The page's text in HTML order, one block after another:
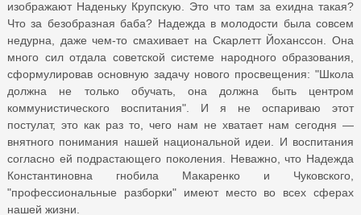
изображают Наденьку Крупскую. Это что там за ехидна такая?
Что за безобразная баба? Надежда в молодости была совсем
недурна, даже чем-то смахивает на Скарлетт Йоханссон. Она
много сил отдала советской системе народного образования,
сформулировав основную задачу нового просвещения: "Школа
должна не только обучать, она должна быть центром
коммунистического воспитания". И я не оспариваю этот
постулат, это как раз то, чего нам не хватает нам сегодня —
внятного понимания нашей национальной идеи. И воспитания
согласно ей подрастающего поколения. Неважно, что Надежда
Константиновна гнобила Макаренко и Чуковского,
"профессиональные разборки" имеют место во всех сферах
нашей жизни.